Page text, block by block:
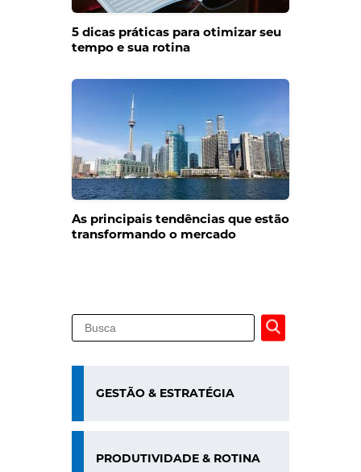
5 dicas práticas para otimizar seu
tempo e sua rotina
As principais tendências que estão
transformando o mercado
GESTÃO & ESTRATÉGIA
PRODUTIVIDADE & ROTINA